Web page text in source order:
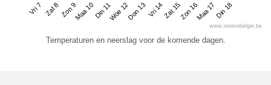
Vri 7 Zat 8Zon 9Maa 10Din 11Woe 12Don 13Vri 14Zat 15Zon 16Maa 17Din 18
www.meteobelgie.be
Temperaturen en neerslag voor de komende dagen.